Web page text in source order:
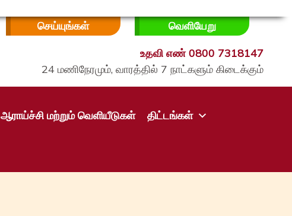
செய்யுங்கள்
வெளியேறு
உதவி எண்0800 7318147
24 மணிநேரமும், வாரத்தில் 7 நாட்களும் கிடைக்கும்
ஆராய்ச்சி மற்றும் வெளியீடுகள் திட்டங்கள்